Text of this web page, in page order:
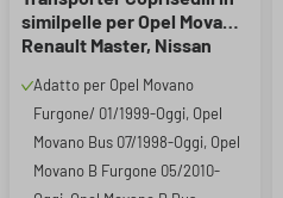
similpelle per Opel Movano,
Renault Master, Nissan
anteriore (con bracciolo) e
sedile doppio anteriore
Adatto per Opel Movano
Furgone/ 01/1999-Oggi, Opel
Movano Bus 07/1998-Oggi, Opel
Movano B Furgone 05/2010-